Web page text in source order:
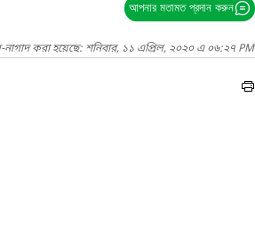
আপনার মতামত প্রদান করুন
নাগাদ করা হয়েছে: শনিবার, ১১ এপ্রিল, ২০২০ এ ০৬:২৭ PM